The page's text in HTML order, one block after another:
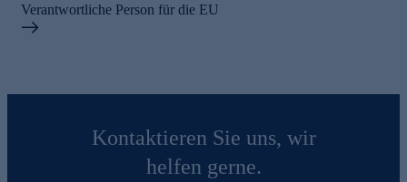
Verantwortliche Person für die EU
Kontaktieren Sie uns, wir
helfen gerne.